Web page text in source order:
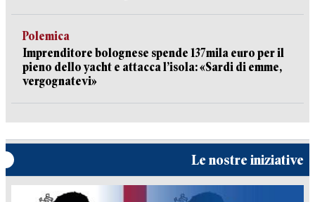
Polemica
Imprenditore bolognese spende 137mila euro per il
pieno dello yacht e attacca l’isola: «Sardi di emme,
vergognatevi»
Le nostre iniziative